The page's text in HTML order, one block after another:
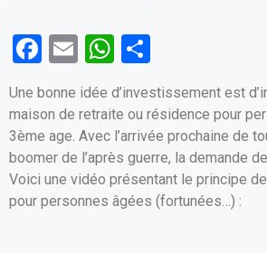
F
ce
b
o
o
E
m
ail
W
h
at
s
A
p
ar
ta
g
er
Une bonne idée d’investissement est
maison de retraite ou résidence pour
3ème age. Avec l’arrivée prochaine de
boomer de l’après guerre, la demande
Voici une vidéo présentant le principe
pour personnes âgées (fortunées…) :